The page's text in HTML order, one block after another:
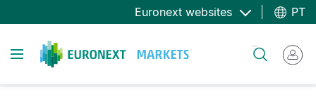
para
conteúdo
Euronext websites PT
Toggle navigation